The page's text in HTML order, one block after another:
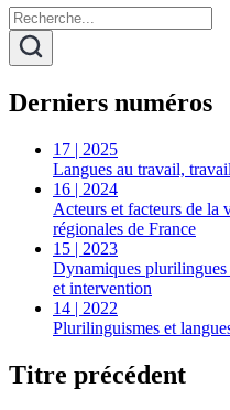
Derniers numéros
17 | 2025
Langues au travail,
16 | 2024
Acteurs et facteurs de la
régionales de France
15 | 2023
Dynamiques
et intervention
14 | 2022
Plurilinguismes et
Titre précédent